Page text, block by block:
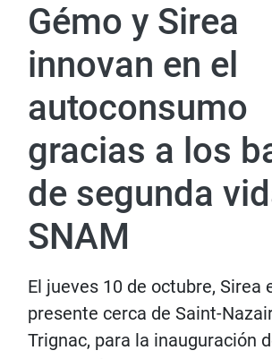
Gémo y Sirea
innovan en el
autoconsumo
gracias a los
de segunda
SNAM
El jueves 10 de octubre, Sirea
presente cerca de Saint-
Trignac, para la inauguración